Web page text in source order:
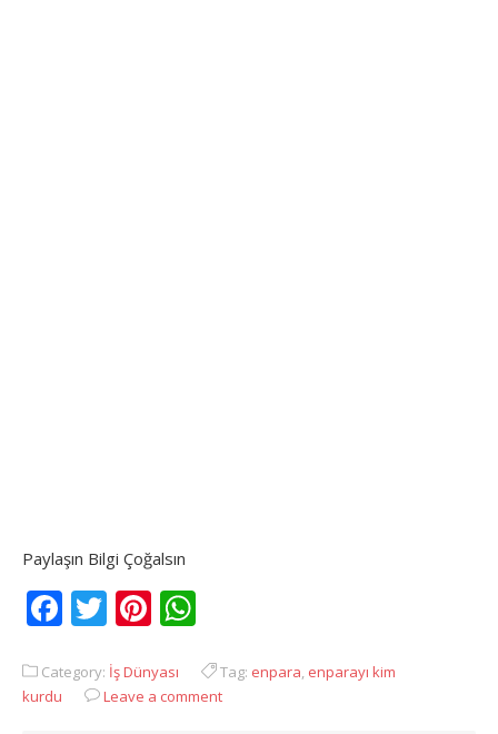
Paylaşın Bilgi Çoğalsın
Facebook
TwitterPinterest
Category: İş Dünyası Tag: enpara, enparayı kim
kurdu
Leave a comment